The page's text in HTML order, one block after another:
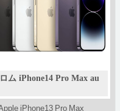
ム iPhone14 Pro Max au
iPhone13 Pro Max